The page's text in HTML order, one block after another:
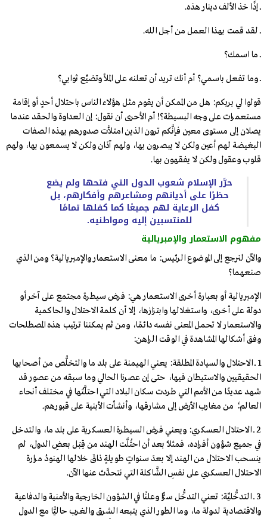
ــ إذًا خذ الألف دينار هذه.
ــ لقد قمت بهذا العمل من أجل الله.
ــ ما اسمك؟
ــ وما تفعل باسمي؟ أم أنك تريد أن تعلنه على الملأ وتضيِّع ثوابي؟
قولوا لي بربكم: هل من الممكن أن يقوم مثل هؤلاء الناس باحتلال أحدٍ أو إقامة
مستعمرات على وجه البسيطة؟! أم الأحرى أن نقول: إن العداوة والحقد عندما
يصلان إلى مستوى معين فإنَّكم ترون الذين امتلأت صدورهم بهذه الصفات
البغيضة لهم أعين ولكن لا يبصرون بها، ولهم آذان ولكن لا يسمعون بها، ولهم
قلوب وعقول ولكن لا يفقهون بها.
حرَّر الإسلام شعوب الدول التي فتحها ولم يضع
حظرًا على أديانهم ومشاعرهم وأفكارهم، بل
كفل الرعاية لهم جميعًا كما كفلها تمامًا
للمنتسبين إليه ومواطنيه.
مفهوم الاستعمار والإمبريالية
والآن لنرجع إلى الموضوع الرئيس: ما معنى الاستعمار والإمبريالية؟ ومن الذي
صنعهما؟
الإمبريالية أو بعبارة أخرى الاستعمار هي: فرض سيطرة مجتمع على آخر أو
دولة على أخرى، واستغلالها وابتزازها، إلا أن كلمة الاحتلال والحاكمية
والاستعمار لا تحمل المعنى نفسه دائمًا، ومن ثم يمكننا ترتيب هذه المصطلحات
وفق أشكالها المشاهدة في الوقت الراهن:
1 ــ الاحتلال والسيادة المطلقة: يعني الهيمنة على بلد ما والتخلُّص من أصحابها
الحقيقيين والاستيطان فيها، حتى إن عصرنا الحالي وما سبقه من عصور قد
شهد عديدًا من الأمم التي طردت سكان البلاد التي احتلَّتْها في مختلف أنحاء
العالم؛ من مغارب الأرض إلى مشارقها، وأنشأت الأبنية على قبورهم.
2 ــ الاحتلال العسكري: ويعني فرض السيطرة العسكرية على بلد ما، والتدخل
في جميع شؤون أفراده، فمثلًا بعد أن احتُلَّت الهند من قِبَل بعضِ الدول، لم
ينسحب الاحتلال من الهند إلا بعدَ سنواتٍ طويلةٍ ذاقَ خلالها الهنودُ مرارة
الاحتلال العسكري على نفسِ الشَّاكلة التي نتحدَّث عنها الآن.
3 ــ التدخُّليِّة: تعني التدخُّل سرًّا وعلنًا في الشؤون الخارجية والأمنية والدفاعية
والاقتصادية لدولة ما، وما الطور الذي يتبعه الشرق والغرب حاليًّا مع الدول